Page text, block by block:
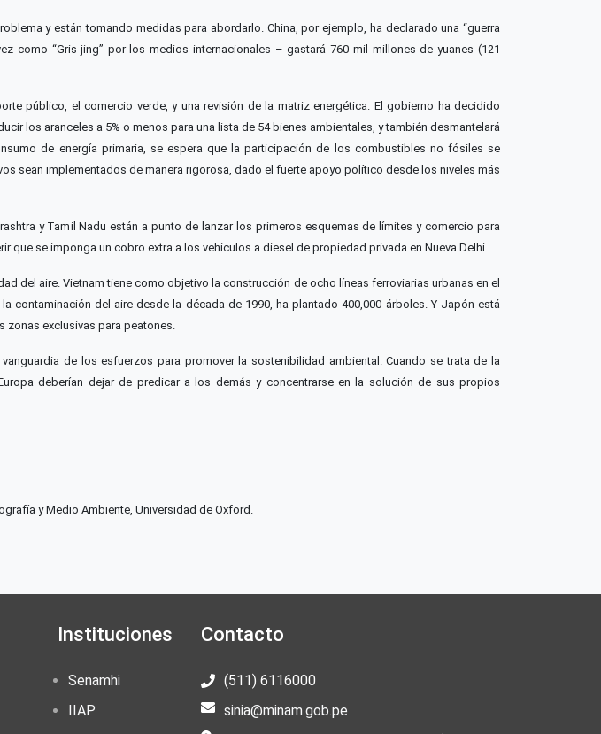
y están tomando medidas para abordarlo. China, por ejemplo, ha declarado una “guerra
como “Gris-jing” por los medios internacionales – gastará 760 mil millones de yuanes (121
público, el comercio verde, y una revisión de la matriz energética. El gobierno ha decidido
los aranceles a 5% o menos para una lista de 54 bienes ambientales, y también desmantelará
de energía primaria, se espera que la participación de los combustibles no fósiles se
sean implementados de manera rigorosa, dado el fuerte apoyo político desde los niveles más
y Tamil Nadu están a punto de lanzar los primeros esquemas de límites y comercio para
que se imponga un cobro extra a los vehículos a diesel de propiedad privada en Nueva Delhi.
del aire. Vietnam tiene como objetivo la construcción de ocho líneas ferroviarias urbanas en el
contaminación del aire desde la década de 1990, ha plantado 400,000 árboles. Y Japón está
exclusivas para peatones.
de los esfuerzos para promover la sostenibilidad ambiental. Cuando se trata de la
deberían dejar de predicar a los demás y concentrarse en la solución de sus propios
y Medio Ambiente, Universidad de Oxford.
Instituciones
Senamhi
IIAP
Contacto
(511) 6116000
sinia@minam.gob.pe